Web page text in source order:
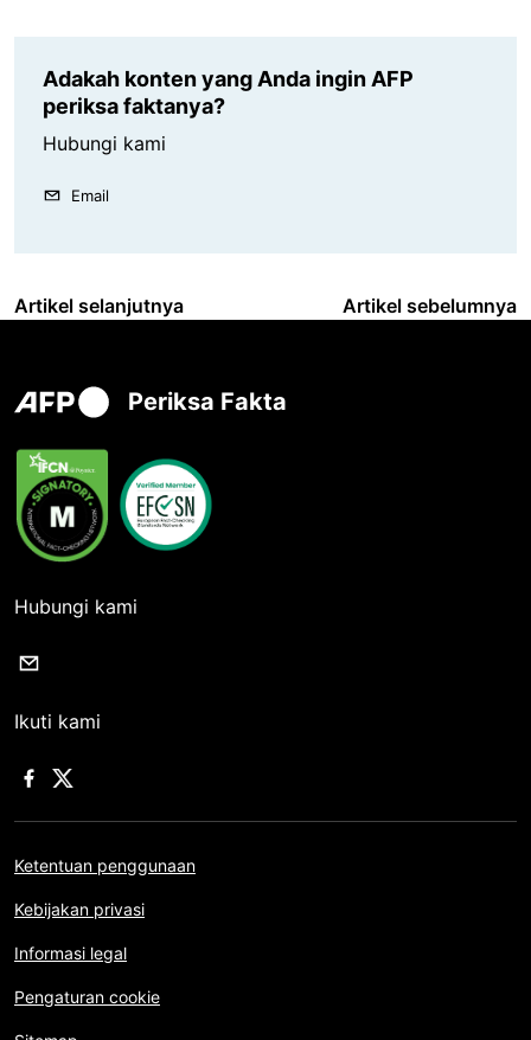
Adakah konten yang Anda ingin AFP
periksa faktanya?
Hubungi kami
Email
Artikel selanjutnya Artikel sebelumnya
Periksa Fakta
Hubungi kami
Ikuti kami
Ketentuan penggunaan
Kebijakan privasi
Informasi legal
Pengaturan cookie